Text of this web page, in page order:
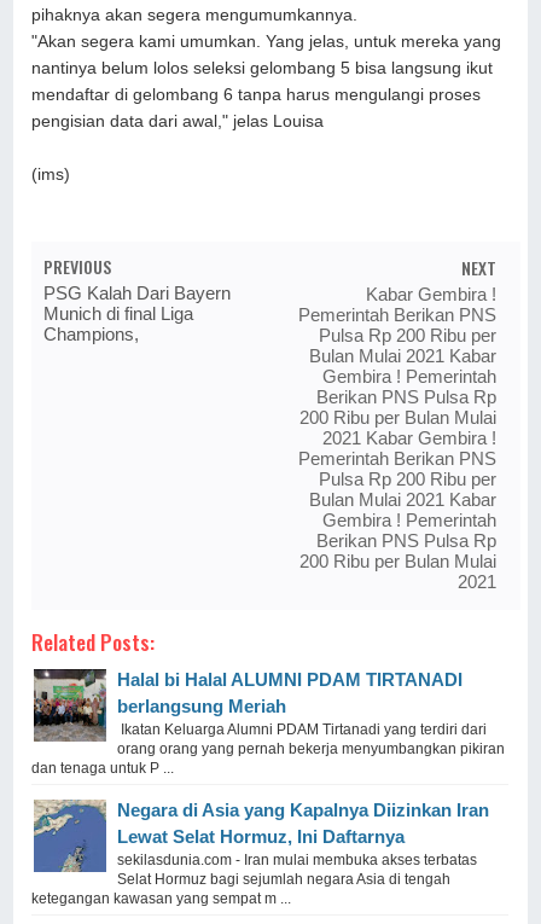
pihaknya akan segera mengumumkannya.
"Akan segera kami umumkan. Yang jelas, untuk mereka yang
nantinya belum lolos seleksi gelombang 5 bisa langsung ikut
mendaftar di gelombang 6 tanpa harus mengulangi proses
pengisian data dari awal," jelas Louisa
(ims)
PREVIOUS
PSG Kalah Dari Bayern
Munich di final Liga
Champions,
NEXT
Kabar Gembira !
Pemerintah Berikan PNS
Pulsa Rp 200 Ribu per
Bulan Mulai 2021 Kabar
Gembira ! Pemerintah
Berikan PNS Pulsa Rp
200 Ribu per Bulan Mulai
2021 Kabar Gembira !
Pemerintah Berikan PNS
Pulsa Rp 200 Ribu per
Bulan Mulai 2021 Kabar
Gembira ! Pemerintah
Berikan PNS Pulsa Rp
200 Ribu per Bulan Mulai
2021
Related Posts:
Halal bi Halal ALUMNI PDAM TIRTANADI
berlangsung Meriah
Ikatan Keluarga Alumni PDAM Tirtanadi yang terdiri dari
orang orang yang pernah bekerja menyumbangkan pikiran
dan tenaga untuk P ...
Negara di Asia yang Kapalnya Diizinkan Iran
Lewat Selat Hormuz, Ini Daftarnya
sekilasdunia.com - Iran mulai membuka akses terbatas
Selat Hormuz bagi sejumlah negara Asia di tengah
ketegangan kawasan yang sempat m ...